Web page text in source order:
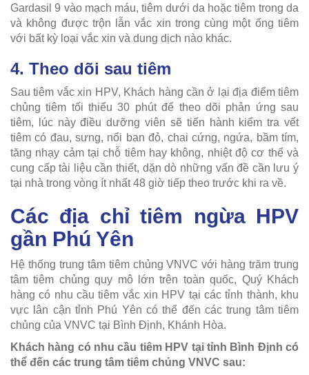
Gardasil 9 vào mạch máu, tiêm dưới da hoặc tiêm trong da
và không được trộn lẫn vắc xin trong cùng một ống tiêm
với bất kỳ loại vắc xin và dung dịch nào khác.
4. Theo dõi sau tiêm
Sau tiêm vắc xin HPV, Khách hàng cần ở lại địa điểm tiêm
chủng tiêm tối thiểu 30 phút để theo dõi phản ứng sau
tiêm, lúc này điều dưỡng viên sẽ tiến hành kiểm tra vết
tiêm có đau, sưng, nổi ban đỏ, chai cứng, ngứa, bầm tím,
tăng nhạy cảm tại chỗ tiêm hay không, nhiệt độ cơ thể và
cung cấp tài liệu cần thiết, dặn dò những vấn đề cần lưu ý
tại nhà trong vòng ít nhất 48 giờ tiếp theo trước khi ra về.
Các địa chỉ tiêm ngừa HPV
gần Phú Yên
Hệ thống trung tâm tiêm chủng VNVC với hàng trăm trung
tâm tiêm chủng quy mô lớn trên toàn quốc, Quý Khách
hàng có nhu cầu tiêm vắc xin HPV tại các tỉnh thành, khu
vực lân cận tỉnh Phú Yên có thể đến các trung tâm tiêm
chủng của VNVC tại Bình Định, Khánh Hòa.
Khách hàng có nhu cầu tiêm HPV tại tỉnh Bình Định có
thể đến các trung tâm tiêm chủng VNVC sau: